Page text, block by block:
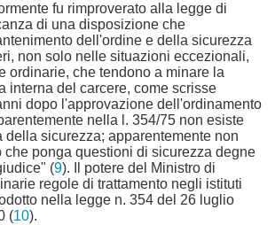
fu rimproverato alla legge di
di una disposizione che
dell'ordine e della sicurezza
non solo nelle situazioni eccezionali,
ordinarie, che tendono a minare la
interna del carcere, come scrisse
dopo l'approvazione dell'ordinamento
nella l. 354/75 non esiste
della sicurezza; apparentemente non
che ponga questioni di sicurezza degne
(9). Il potere del Ministro di
regole di trattamento negli istituti
nella legge n. 354 del 26 luglio
(10).